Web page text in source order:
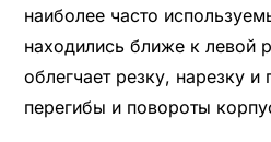
наиболее часто
находились ближе к левой
облегчает резку, нарезку
перегибы и повороты